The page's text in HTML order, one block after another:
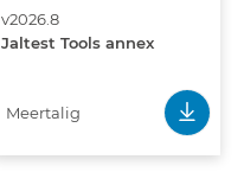
v2026.8
Jaltest Tools annex
Meertalig